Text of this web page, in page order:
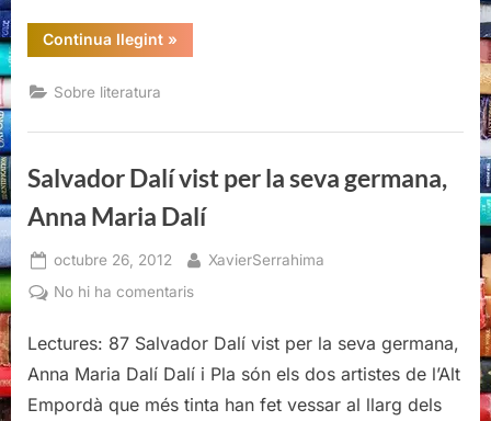
Continua llegint“Sobre
traductors
»
Sobre literatura
Salvador Dalí vist per la seva germana,
Anna Maria Dalí
Posted
on
octubre 26, 2012 By
XavierSerrahima
No hi ha comentarisa
Dalí
vist
la
Lectures: 87 Salvador Dalí vist per la seva germana,
Anna Maria Dalí Dalí i Pla són els dos artistes de l’Alt
Empordà que més tinta han fet vessar al llarg dels